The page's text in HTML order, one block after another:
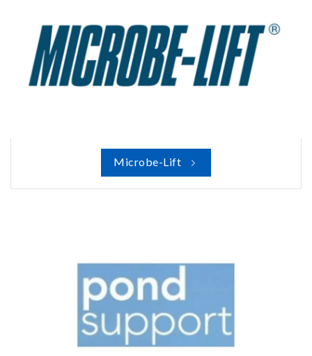
Microbe-Lift